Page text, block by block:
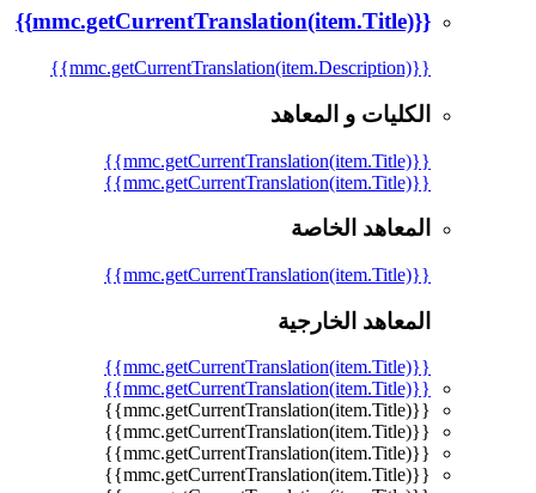
{{mmc.getCurrentTranslation(item.Title)}}
{{mmc.getCurrentTranslation(item.Description)}}
الكليات و المعاهد
{{mmc.getCurrentTranslation(item.Title)}}
{{mmc.getCurrentTranslation(item.Title)}}
المعاهد الخاصة
{{mmc.getCurrentTranslation(item.Title)}}
المعاهد الخارجية
{{mmc.getCurrentTranslation(item.Title)}}
{{mmc.getCurrentTranslation(item.Title)}}
{{mmc.getCurrentTranslation(item.Title)}}
{{mmc.getCurrentTranslation(item.Title)}}
{{mmc.getCurrentTranslation(item.Title)}}
{{mmc.getCurrentTranslation(item.Title)}}